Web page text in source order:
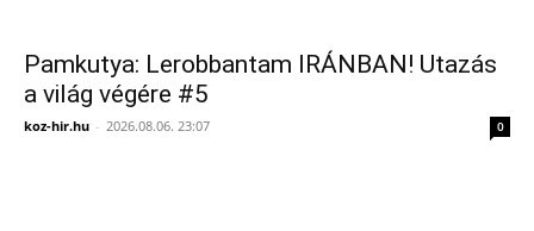
Pamkutya: Lerobbantam IRÁNBAN! Utazás
a világ végére #5
koz-hir.hu - 2026.08.06. 23:07 0